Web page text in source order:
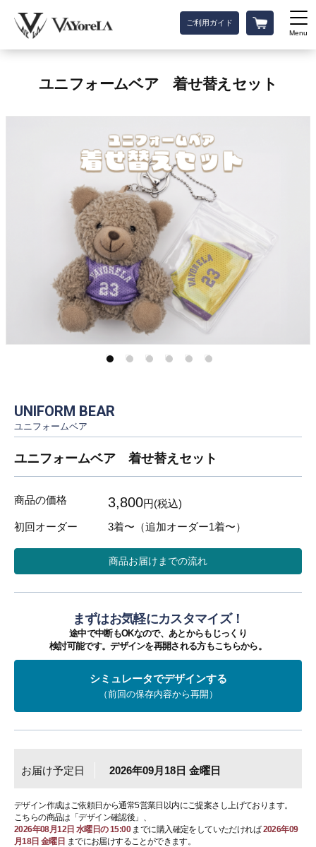
ご利用ガイド
Menu
ユニフォームベア 着せ替えセット
UNIFORM BEAR
ユニフォームベア
ユニフォームベア 着せ替えセット
商品の価格 3,800円(税込)
初回オーダー
3着〜 （追加オーダー1着〜）
商品お届けまでの流れ
まずはお気軽にカスタマイズ！
途中で中断もOKなので、あとからもじっくり
検討可能です。デザインを再開される方もこちらから。
シミュレータでデザインする
（前回の保存内容から再開）
お届け予定日 2026年09月18日 金曜日
デザイン作成はご依頼日から通常5営業日以内にご提案さし上げております。
こちらの商品は「デザイン確認後」、
2026年08月12日 水曜日の 15:00までに購入確定をしていただければ2026年09
月18日 金曜日 までにお届けすることができます。